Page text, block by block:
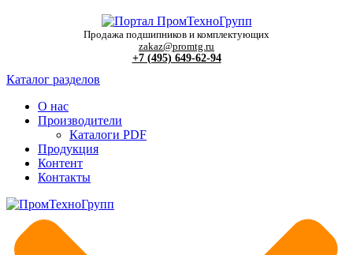
Продажа подшипников и комплектующих
zakaz@promtg.ru
+7 (495) 649-62-94
Каталог разделов
О нас
Производители
Каталоги PDF
Продукция
Контент
Контакты